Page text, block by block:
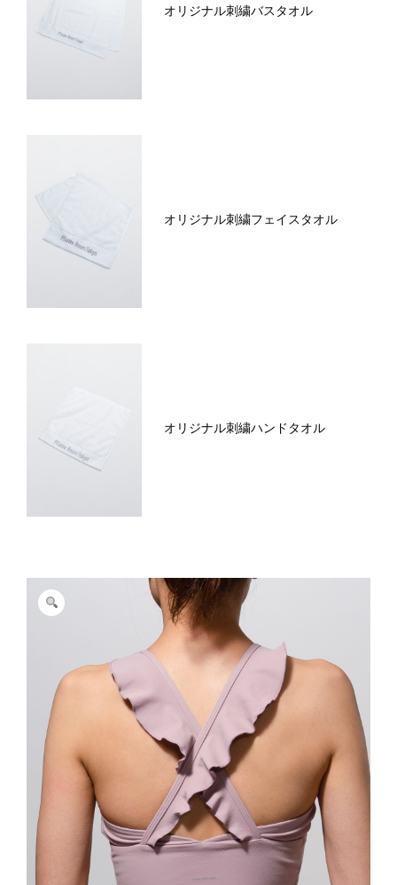
オリジナル刺繍バスタオル
オリジナル刺繍フェイスタオル
オリジナル刺繍ハンドタオル